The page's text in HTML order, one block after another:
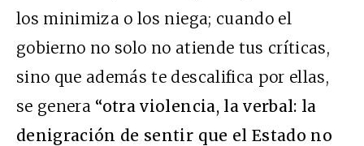
los minimiza o los niega; cuando el
gobierno no solo no atiende tus críticas,
sino que además te descalifica por ellas,
se genera “otra violencia, la verbal: la
denigración de sentir que el Estado no